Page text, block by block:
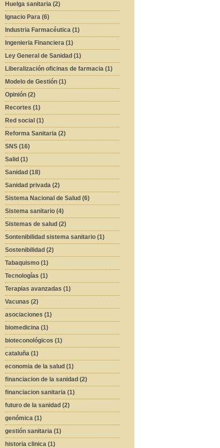
Huelga sanitaria (2)
Ignacio Para (6)
Industria Farmacéutica (1)
Ingenieria Financiera (1)
Ley General de Sanidad (1)
Liberalización oficinas de farmacia (1)
Modelo de Gestión (1)
Opinión (2)
Recortes (1)
Red social (1)
Reforma Sanitaria (2)
SNS (16)
Salid (1)
Sanidad (18)
Sanidad privada (2)
Sistema Nacional de Salud (6)
Sistema sanitario (4)
Sistemas de salud (2)
Sontenibilidad sistema sanitario (1)
Sostenibilidad (2)
Tabaquismo (1)
Tecnologías (1)
Terapias avanzadas (1)
Vacunas (2)
asociaciones (1)
biomedicina (1)
bioteconológicos (1)
cataluña (1)
economia de la salud (1)
financiacion de la sanidad (2)
financiacion sanitaria (1)
futuro de la sanidad (2)
genómica (1)
gestión sanitaria (1)
historia clinica (1)